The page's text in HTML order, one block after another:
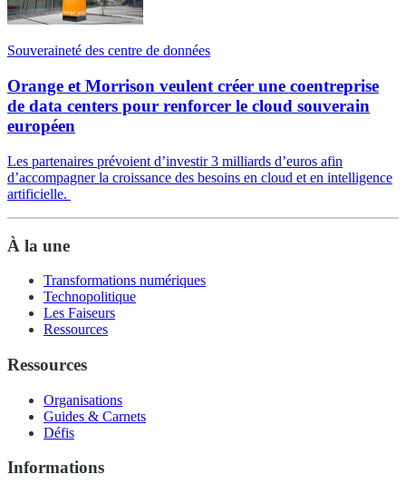
Souveraineté des centre de données
Orange et Morrison veulent créer une coentreprise
de data centers pour renforcer le cloud souverain
européen
Les partenaires prévoient d’investir 3 milliards d’euros afin
d’accompagner la croissance des besoins en cloud et en intelligence
artificielle.
À la une
Transformations numériques
Technopolitique
Les Faiseurs
Ressources
Ressources
Organisations
Guides & Carnets
Défis
Informations